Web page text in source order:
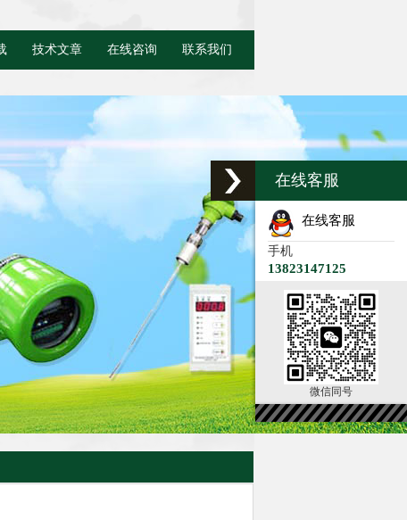
技术文章 在线咨询 联系我们
在线客服
在线客服
手机
13823147125
微信同号